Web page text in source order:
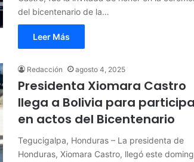
del bicentenario de la…
Leer Más
Redacción agosto 4, 2025
Presidenta Xiomara Castro
llega a Bolivia para
en actos del Bicentenario
Tegucigalpa, Honduras – La presidenta de
Honduras, Xiomara Castro, llegó este